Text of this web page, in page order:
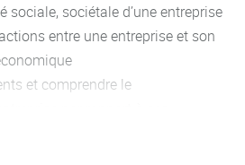
sociale, sociétale d’une entreprise
entre une entreprise et son
et comprendre le